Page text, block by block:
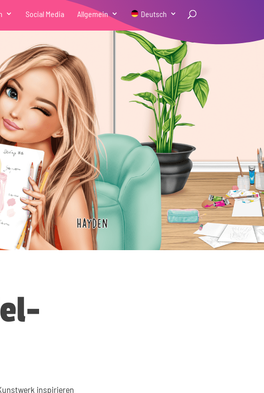
Social Media Allgemein Deutsch
inspirieren